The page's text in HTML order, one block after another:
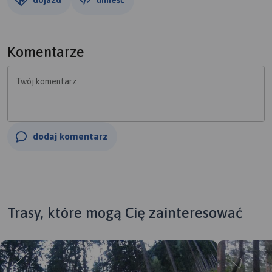
Komentarze
Twój komentarz
dodaj komentarz
Trasy, które mogą Cię zainteresować